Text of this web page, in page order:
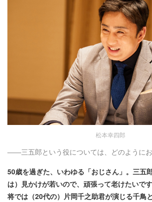
松本幸四郎
――三五郎という役については、どのように
50歳を過ぎた、いわゆる「おじさん」。三五
は）見かけが若いので、頑張って老けたいで
将では（20代の）片岡千之助君が演じる千鳥